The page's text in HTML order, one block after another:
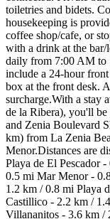
toiletries and bidets.
housekeeping is
coffee shop/cafe, or
with a drink at the bar/
daily from 7:00 AM to
include a 24-hour front
box at the front desk.
surcharge.With a stay
de la Ribera), you'll
and Zenia Boulevard
km) from La Zenia
Menor.Distances are
Playa de El Pescador
0.5 mi Mar Menor -
1.2 km / 0.8 mi Playa
Castillico - 2.2 km /
Villananitos - 3.6 km /